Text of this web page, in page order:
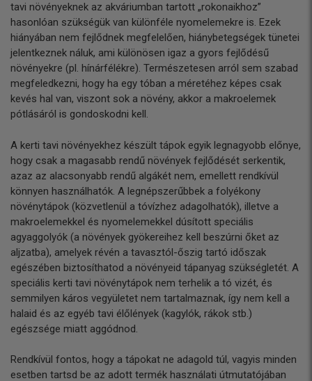
tavi növényeknek az akváriumban tartott „rokonaikhoz”
hasonlóan szükségük van különféle nyomelemekre is. Ezek
hiányában nem fejlődnek megfelelően, hiánybetegségek tünetei
jelentkeznek náluk, ami különösen igaz a gyors fejlődésű
növényekre (pl. hínárfélékre). Természetesen arról sem szabad
megfeledkezni, hogy ha egy tóban a méretéhez képes csak
kevés hal van, viszont sok a növény, akkor a makroelemek
pótlásáról is gondoskodni kell.
A kerti tavi növényekhez készült tápok egyik legnagyobb előnye,
hogy csak a magasabb rendű növények fejlődését serkentik,
azaz az alacsonyabb rendű algákét nem, emellett rendkívül
könnyen használhatók. A legnépszerűbbek a folyékony
növénytápok (közvetlenül a tóvízhez adagolhatók), illetve a
makroelemekkel és nyomelemekkel dúsított speciális
agyaggolyók (a növények gyökereihez kell beszúrni őket az
aljzatba), amelyek révén a tavasztól-őszig tartó időszak
egészében biztosíthatod a növényeid tápanyag szükségletét. A
speciális kerti tavi növénytápok nem terhelik a tó vizét, és
semmilyen káros vegyületet nem tartalmaznak, így nem kell a
halaid és az egyéb tavi élőlények (kagylók, rákok stb.)
egészsége miatt aggódnod.
Rendkívül fontos, hogy a tápokat ne adagold túl, vagyis minden
esetben tartsd be az adott termék használati útmutatójában